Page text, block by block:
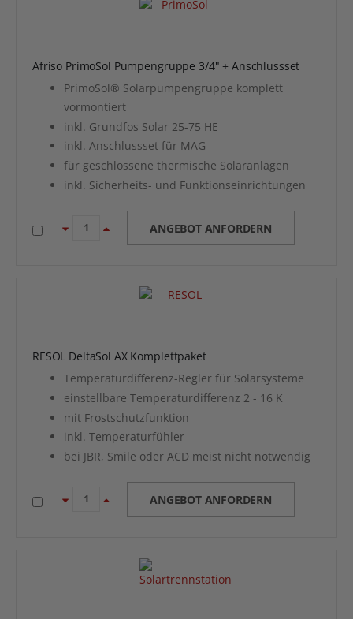
Afriso PrimoSol Pumpengruppe 3/4" + Anschlussset
PrimoSol® Solarpumpengruppe komplett
vormontiert
inkl. Grundfos Solar 25-75 HE
inkl. Anschlussset für MAG
für geschlossene thermische Solaranlagen
inkl. Sicherheits- und Funktionseinrichtungen
ANGEBOT ANFORDERN
RESOL DeltaSol AX Komplettpaket
Temperaturdifferenz-Regler für Solarsysteme
einstellbare Temperaturdifferenz 2 - 16 K
mit Frostschutzfunktion
inkl. Temperaturfühler
bei JBR, Smile oder ACD meist nicht notwendig
ANGEBOT ANFORDERN